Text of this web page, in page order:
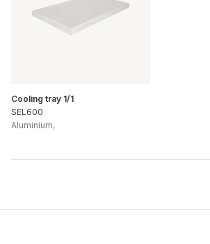
Cooling tray 1/1
SEL600
Aluminium,